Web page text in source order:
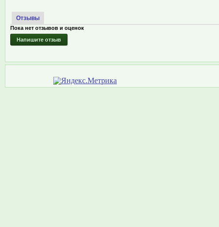
Отзывы
Пока нет отзывов и оценок
Напишите отзыв